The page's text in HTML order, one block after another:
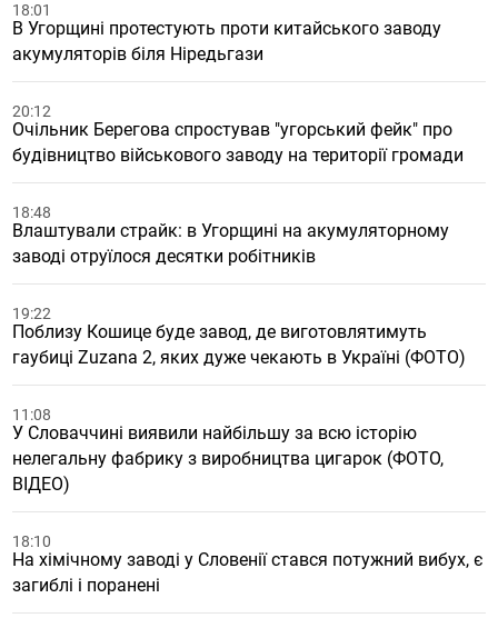
18:01
В Угорщині протестують проти китайського заводу
акумуляторів біля Ніредьгази
20:12
Очільник Берегова спростував "угорський фейк" про
будівництво військового заводу на території громади
18:48
Влаштували страйк: в Угорщині на акумуляторному
заводі отруїлося десятки робітників
19:22
Поблизу Кошице буде завод, де виготовлятимуть
гаубиці Zuzana 2, яких дуже чекають в Україні (ФОТО)
11:08
У Словаччині виявили найбільшу за всю історію
нелегальну фабрику з виробництва цигарок (ФОТО,
ВІДЕО)
18:10
На хімічному заводі у Словенії стався потужний вибух, є
загиблі і поранені